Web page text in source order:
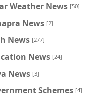
Weather News [50]
News [2]
News [277]
News [24]
News [3]
Schemes [4]